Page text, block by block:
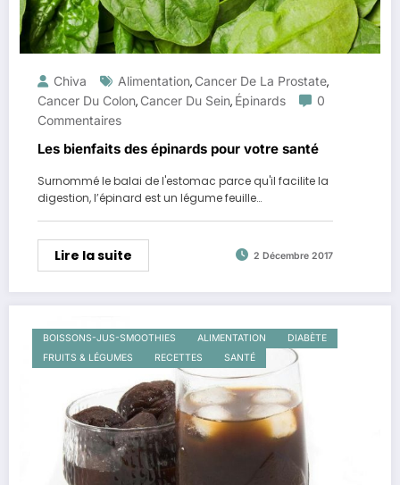
Chiva Alimentation, Cancer De La Prostate,
Cancer Du Colon, Cancer Du Sein, Épinards
0
Commentaires
Les bienfaits des épinards pour votre santé
Surnommé le balai de l'estomac parce qu'il facilite la
digestion, l’épinard est un légume feuille…
Lire la suite 2 Décembre 2017
BOISSONS-JUS-SMOOTHIES ALIMENTATION
DIABÈTE
FRUITS & LÉGUMES
RECETTES SANTÉ